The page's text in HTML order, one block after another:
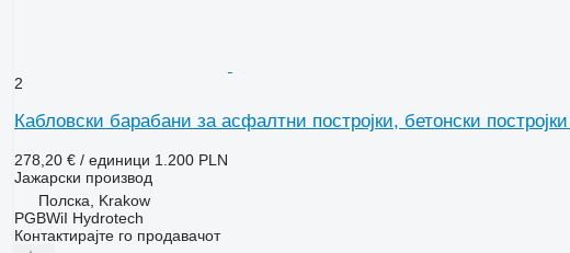
2
Кабловски барабани за асфалтни постројки, бетонски
278,20 € / единици 1.200 PLN
Јажарски производ
Полска, Krakow
PGBWiI Hydrotech
Контактирајте го продавачот